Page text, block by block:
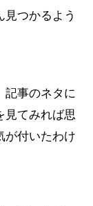
つかるよう
記事のネタに
見てみれば思
が付いたわけ